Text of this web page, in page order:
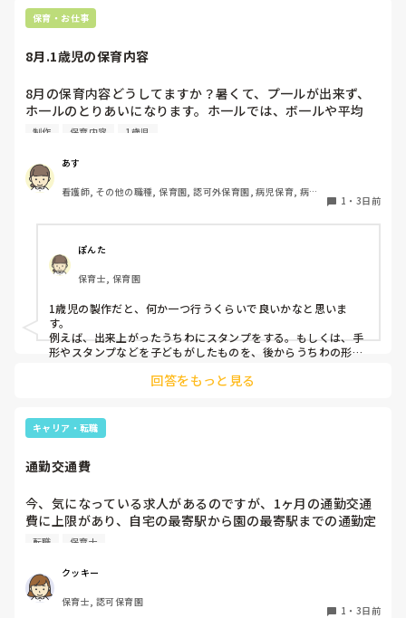
り、脚元に水入りペットボトルなどの重りを付けて補強してみ
てくださいね。安全で使いやすい方法が見つかるよう応援して
保育・お仕事
8月.1歳児の保育内容
8月の保育内容どうしてますか？暑くて、プ一ルが出来ず、
ホ一ルのとりあいになります。ホ一ルでは、ボ一ルや平均
台、風船で遊んでいます。製作で、うちわや望遠鏡や風鈴🎐
クラスです、玩具で遊ばせながら、何人かずつよんで、やっ
ています。何か、いいアイデアや、工夫など、何でもいいの
で、教えて下さい。
制作 保育内容 1歳児
あす
看護師, その他の職種, 保育園, 認可外保育園, 病児保育, 病院
1 ・ 3日前
ぽんた
保育士, 保育園
1歳児の製作だと、何か一つ行うくらいで良いかなと思いま
す。
例えば、出来上がったうちわにスタンプをする。もしくは、手
形やスタンプなどを子どもがしたものを、後からうちわの形に
雨遊び、氷遊び、など間食遊びをたくさん行っています。
す！いつもと違うおもちゃ、室内に興味津々です！
回答をもっと見る
キャリア・転職
通勤交通費
今、気になっている求人があるのですが、1ヶ月の通勤交通
費に上限があり、自宅の最寄駅から園の最寄駅までの通勤定
期代が5,000円ほどオーバーします
私としてはなかなか大きい金額なので、この時点で応募を迷
っているのですが、皆さんならどうしますか？
転職 保育士
クッキー
保育士, 認可保育園
1 ・ 3日前